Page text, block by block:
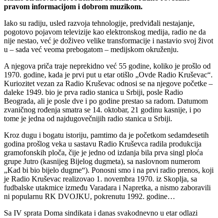
pravom informacijom i dobrom muzikom.
Iako su radiju, usled razvoja tehnologije, predviđali nestajanje,
pogotovo pojavom televizije kao elektronskog medija, radio ne da
nije nestao, već je doživeo velike transformacije i nastavio svoj život
u – sada već veoma prebogatom – medijskom okruženju.
A njegova priča traje neprekidno već 55 godine, koliko je prošlo od
1970. godine, kada je prvi put u etar otišlo „Ovde Radio Kruševac“.
Kuriozitet vezan za Radio Kruševac odnosi se na njegove početke –
daleke 1949. bio je prva radio stanica u Srbiji, posle Radio
Beograda, ali je posle dve i po godine prestao sa radom. Datumom
zvaničnog rođenja smatra se 14. oktobar, 21 godinu kasnije, i po
tome je jedna od najdugovečnijih radio stanica u Srbiji.
Kroz dugu i bogatu istoriju, pamtimo da je početkom sedamdesetih
godina prošlog veka u sastavu Radio Kruševca radila produkcija
gramofonskih ploča, čije je jedno od izdanja bila prva singl ploća
grupe Jutro (kasnijeg Bijelog dugmeta), sa naslovnom numerom
„Kad bi bio bijelo dugme“). Ponosni smo i na prvi radio prenos, koji
je Radio Kruševac realizovao 1. novembra 1970. iz Skoplja, sa
fudbalske utakmice između Varadara i Napretka, a nismo zaboravili
ni popularnu RK DVOJKU, pokrenutu 1992. godine…
Sa IV sprata Doma sindikata i danas svakodnevno u etar odlazi